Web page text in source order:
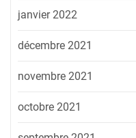
janvier 2022
décembre 2021
novembre 2021
octobre 2021